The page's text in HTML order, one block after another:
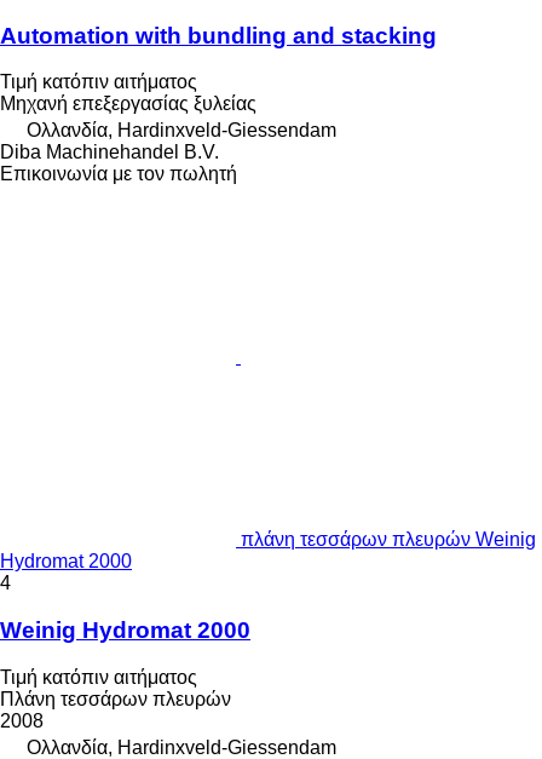
Automation with bundling and stacking
Τιμή κατόπιν αιτήματος
Μηχανή επεξεργασίας ξυλείας
Ολλανδία, Hardinxveld-Giessendam
Diba Machinehandel B.V.
Επικοινωνία με τον πωλητή
πλάνη τεσσάρων πλευρών Weinig
Hydromat 2000
4
Weinig Hydromat 2000
Τιμή κατόπιν αιτήματος
Πλάνη τεσσάρων πλευρών
2008
Ολλανδία, Hardinxveld-Giessendam